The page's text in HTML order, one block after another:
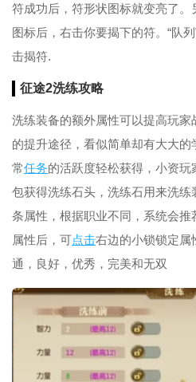
符成功后，符形状图标就变亮了
图标后，右击你要揭下的符。“队
击揭符.
征途2洗练攻略
洗练装备的额外属性可以提高玩
的提升途径，看似简单却有大大
常任务的活跃度轻松获得，小资
包获得洗练石头，洗练石用来洗
条属性，根据职业不同，系统会
属性后，可点击右边的小锁锁定属
通，良好，优秀，完美和无双